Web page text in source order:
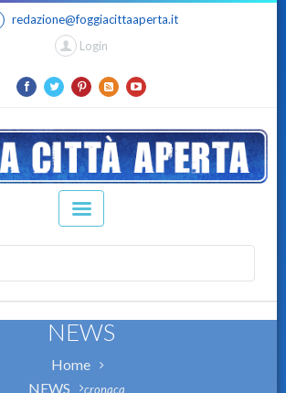
redazione@foggiacittaaperta.it
Login
NEWS
Home
NEWS
cronaca